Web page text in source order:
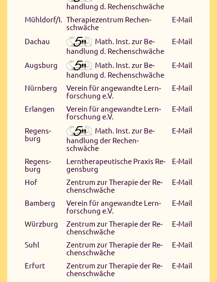
hand­lung d. Re­chen­schwä­che
Mühldorf/I. The­ra­pie­zen­trum Re­chen­
schwä­che
E‑Mail
Da­chau
Math. Inst. zur Be­
hand­lung d. Re­chen­schwä­che
E‑Mail
Augs­burg
Math. Inst. zur Be­
hand­lung d. Re­chen­schwä­che
E‑Mail
Nürn­berg
Ver­ein für an­ge­wand­te Lern­
for­schung e.V.
E‑Mail
Er­lan­gen
Ver­ein für an­ge­wand­te Lern­
for­schung e.V.
E‑Mail
Re­gens­
burg
Math. Inst. zur Be­
hand­lung der Re­chen­
schwäche
E‑Mail
Re­gens­
burg
Lern­the­ra­peu­ti­sche Pra­xis Re­
gens­burg
E‑Mail
Hof
Zen­trum zur The­ra­pie der Re­
chen­schwä­che
E‑Mail
Bam­berg
Ver­ein für an­ge­wand­te Lern­
for­schung e.V.
E‑Mail
Würzburg
Zen­trum zur The­ra­pie der Re­
chen­schwä­che
E‑Mail
Suhl
Zen­trum zur The­ra­pie der Re­
chen­schwä­che
E‑Mail
Er­furt
Zen­trum zur The­ra­pie der Re­
chen­schwä­che
E‑Mail